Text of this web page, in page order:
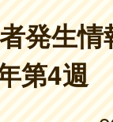
発生情
第4週